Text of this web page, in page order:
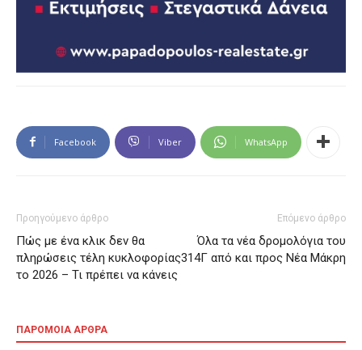
Facebook Viber WhatsApp
Προηγούμενο άρθρο
Πώς με ένα κλικ δεν θα
πληρώσεις τέλη κυκλοφορίας
το 2026 – Τι πρέπει να κάνεις
Επόμενο άρθρο
Όλα τα νέα δρομολόγια του
314Γ από και προς Νέα Μάκρη
ΠΑΡΟΜΟΙΑ ΑΡΘΡΑ